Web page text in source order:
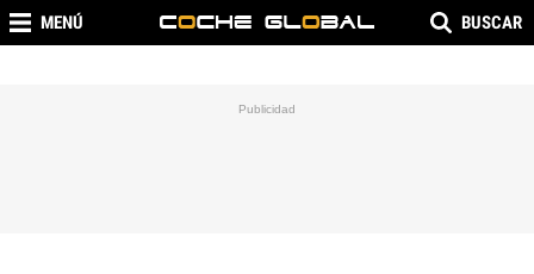
MENÚ BUSCAR